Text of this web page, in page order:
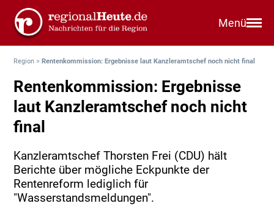
Menü
Region >Rentenkommission: Ergebnisse laut Kanzleramtschef noch nicht final
Rentenkommission: Ergebnisse
laut Kanzleramtschef noch nicht
final
Kanzleramtschef Thorsten Frei (CDU) hält
Berichte über mögliche Eckpunkte der
Rentenreform lediglich für
"Wasserstandsmeldungen".